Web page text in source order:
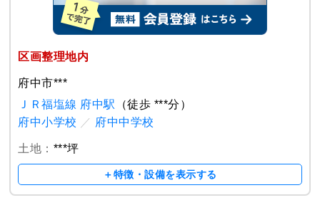
区画整理地内
府中市***
ＪＲ福塩線 府中駅
（徒歩 ***分）
府中小学校 ／ 府中中学校
土地： ***坪
＋特徴・設備を表示する